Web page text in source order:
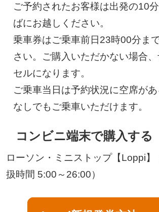
ご予約されたお客様は出発の10
ばにお越しください。
乗車券はご乗車前日23時00分ま
さい。ご購入いただかない場合
セルになります。
ご乗車当日は予約状況に空席が
なしでもご乗車いただけます。
コンビニ端末で購入する
ローソン・ミニストップ【Loppi】
扱時間 5:00～26:00）